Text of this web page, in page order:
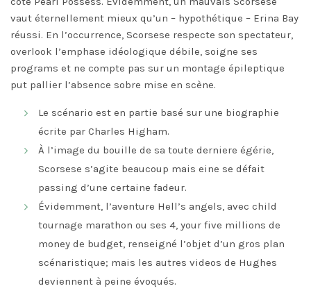
vaut éternellement mieux qu’un – hypothétique – Erina Bay
réussi. En l’occurrence, Scorsese respecte son spectateur,
overlook l’emphase idéologique débile, soigne ses
programs et ne compte pas sur un montage épileptique
put pallier l’absence sobre mise en scène.
Le scénario est en partie basé sur une biographie
écrite par Charles Higham.
À l’image du bouille de sa toute derniere égérie,
Scorsese s’agite beaucoup mais eine se défait
passing d’une certaine fadeur.
Évidemment, l’aventure Hell’s angels, avec child
tournage marathon ou ses 4, your five millions de
money de budget, renseigné l’objet d’un gros plan
scénaristique; mais les autres videos de Hughes
deviennent à peine évoqués.